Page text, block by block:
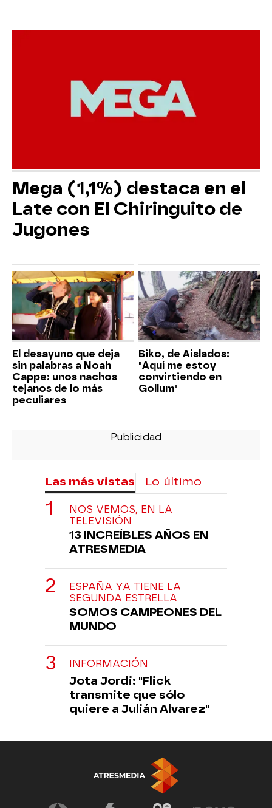
Mega (1,1%) destaca en el
Late con El Chiringuito de
Jugones
El desayuno que deja
sin palabras a Noah
Cappe: unos nachos
tejanos de lo más
peculiares
Biko, de Aislados:
"Aquí me estoy
convirtiendo en
Gollum"
Las más vistas Lo último
NOS VEMOS, EN LA
TELEVISIÓN
13 INCREÍBLES AÑOS EN
ATRESMEDIA
ESPAÑA YA TIENE LA
SEGUNDA ESTRELLA
SOMOS CAMPEONES DEL
MUNDO
INFORMACIÓN
Jota Jordi: "Flick
transmite que sólo
quiere a Julián Alvarez"